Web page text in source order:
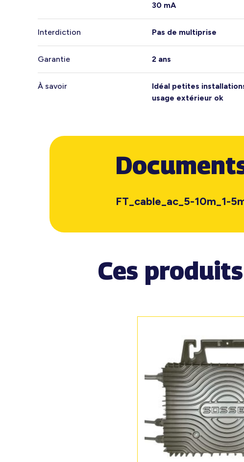
30 mA
Interdiction Pas de multiprise
Garantie 2 ans
À savoir
Idéal petites
usage extérieur ok
FT_cable_ac_5-10m_1-
Ces